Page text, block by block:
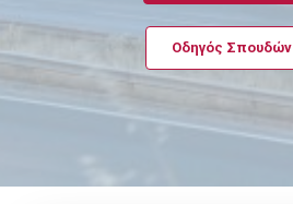
Οδηγός Σπουδών